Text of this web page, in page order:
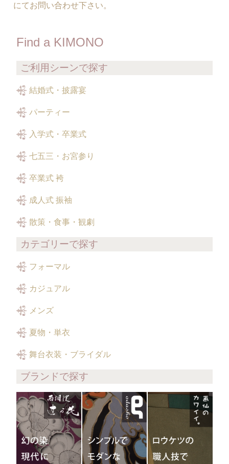
にてお問い合わせ下さい。
Find a KIMONO
ご利用シーンで探す
結婚式・披露宴
パーティー
入学式・卒業式
七五三・お宮参り
卒業式 袴
成人式 振袖
散策・食事・観劇
カテゴリーで探す
フォーマル
カジュアル
メンズ
夏物・単衣
舞台衣装・ブライダル
ブランドで探す